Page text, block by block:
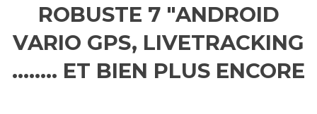
ROBUSTE 7 "ANDROID
VARIO GPS, LIVETRACKING
........ ET BIEN PLUS ENCORE